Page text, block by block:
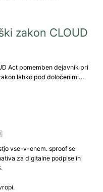
zakon CLOUD
Act pomemben dejavnik pri
lahko pod določenimi…
vse-v-enem. sproof se
za digitalne podpise in